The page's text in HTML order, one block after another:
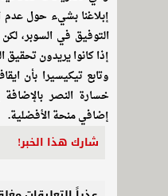
إبلاغنا بشيء حول عدم
التوفيق في السوبر،
إذا كانوا يريدون تحقيق
وتابع تيكيسيرا بأن
خسارة النصر
إضافي منحة الأفضلية.
شارك هذا الخبر!